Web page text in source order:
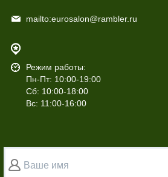
mailto:eurosalon@rambler.ru
Режим работы:
Пн-Пт: 10:00-19:00
Сб: 10:00-18:00
Вс: 11:00-16:00
Ваше имя